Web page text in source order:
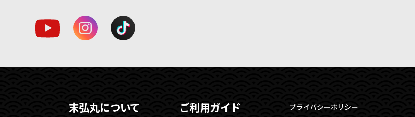
末弘丸について ご利用ガイド
プライバシーポリシー